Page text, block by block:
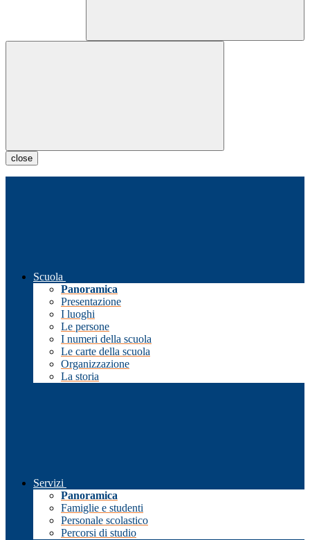
close
Scuola
Panoramica
Presentazione
I luoghi
Le persone
I numeri della scuola
Le carte della scuola
Organizzazione
La storia
Servizi
Panoramica
Famiglie e studenti
Personale scolastico
Percorsi di studio